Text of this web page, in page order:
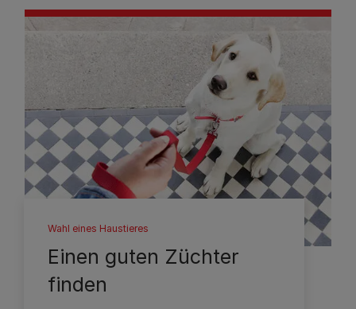
Wahl eines Haustieres
Einen guten Züchter
finden